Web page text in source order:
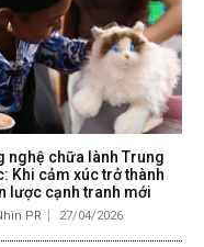
nghệ chữa lành Trung
Khi cảm xúc trở thành
lược cạnh tranh mới
PR 27/04/2026